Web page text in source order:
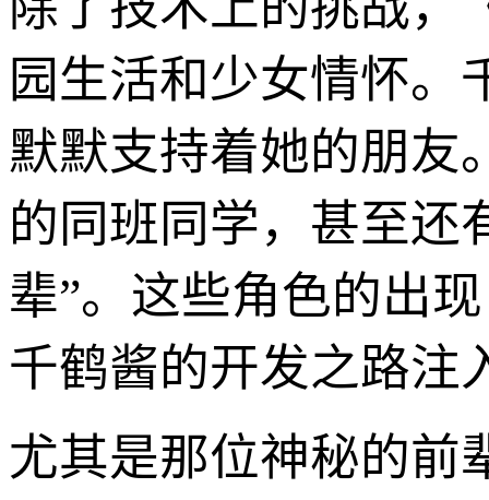
园生活和少女情怀。
默默支持着她的朋友
的同班同学，甚至还
辈”。这些角色的出
千鹤酱的开发之路注
尤其是那位神秘的前